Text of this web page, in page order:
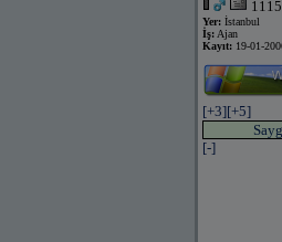
Yer: İstanbul
İş: Ajan
Kayıt: 19-01-
[+3][+5]
[-]